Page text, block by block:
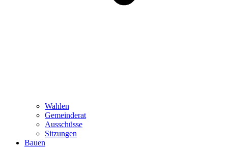
Wahlen
Gemeinderat
Ausschüsse
Sitzungen
Bauen